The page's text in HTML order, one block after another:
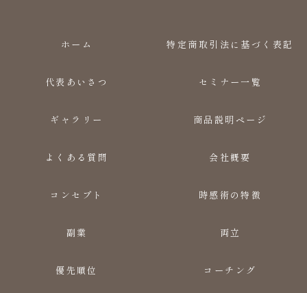
ホーム 特定商取引法に基づく表記
代表あいさつ セミナー一覧
ギャラリー 商品説明ページ
よくある質問 会社概要
コンセプト 時感術の特徴
副業 両立
優先順位 コーチング